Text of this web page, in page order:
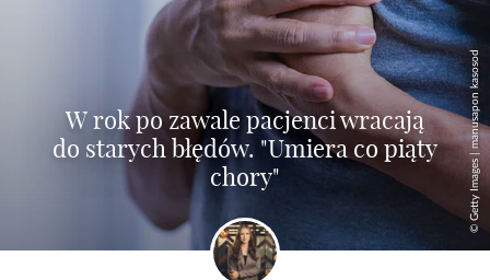
© Getty Images | manusapon kasosod
W rok po zawale pacjenci wracają
do starych błędów. "Umiera co piąty
chory"